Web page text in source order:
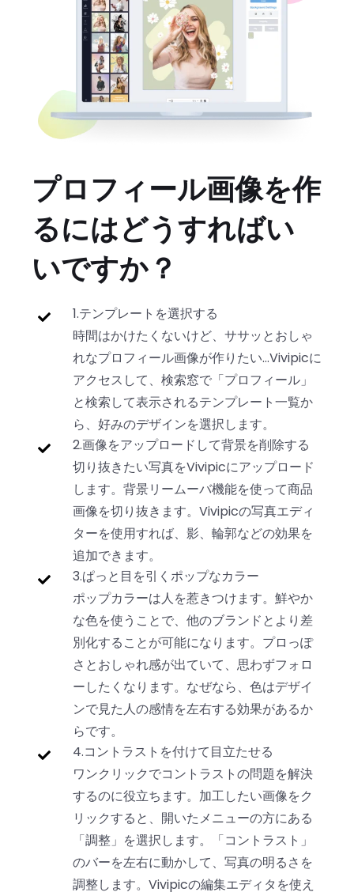
プロフィール画像を作
るにはどうすればい
いですか？
1.テンプレートを選択する
時間はかけたくないけど、ササッとおしゃ
れなプロフィール画像が作りたい…Vivipicに
アクセスして、検索窓で「プロフィール」
と検索して表示されるテンプレート一覧か
ら、好みのデザインを選択します。
2.画像をアップロードして背景を削除する
切り抜きたい写真をVivipicにアップロード
します。背景リームーバ機能を使って商品
画像を切り抜きます。Vivipicの写真エディ
ターを使用すれば、影、輪郭などの効果を
追加できます。
3.ぱっと目を引くポップなカラー
ポップカラーは人を惹きつけます。鮮やか
な色を使うことで、他のブランドとより差
別化することが可能になります。プロっぽ
さとおしゃれ感が出ていて、思わずフォロ
ーしたくなります。なぜなら、色はデザイ
ンで見た人の感情を左右する効果があるか
らです。
4.コントラストを付けて目立たせる
ワンクリックでコントラストの問題を解決
するのに役立ちます。加工したい画像をク
リックすると、開いたメニューの方にある
「調整」を選択します。「コントラスト」
のバーを左右に動かして、写真の明るさを
調整します。Vivipicの編集エディタを使え